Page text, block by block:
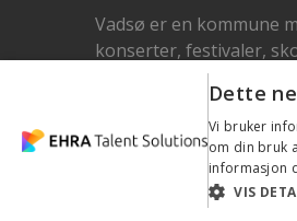
Vadsø er en kommune
konserter, festivaler,
Vil du bli en av oss?
Arbeidsgiver ønsker
Dette
Vi bruker
om din bruk
informasjon
VIS